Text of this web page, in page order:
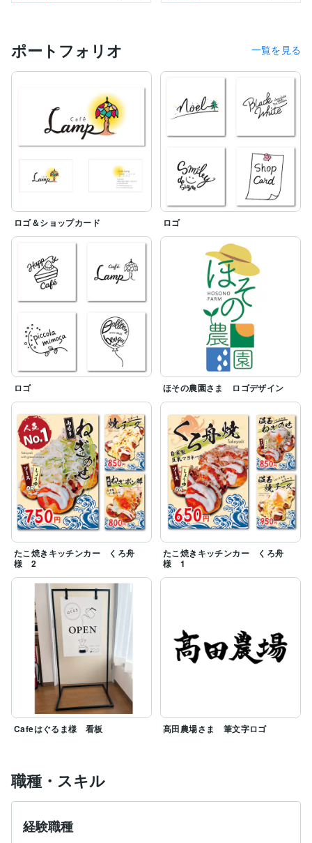
ポートフォリオ 一覧を見る
ロゴ＆ショップカード ロゴ
ロゴ ほその農園さま ロゴデザイン
たこ焼きキッチンカー くろ舟
様 2
たこ焼きキッチンカー くろ舟
様 1
Cafeはぐるま様 看板 髙田農場さま 筆文字ロゴ
職種・スキル
経験職種